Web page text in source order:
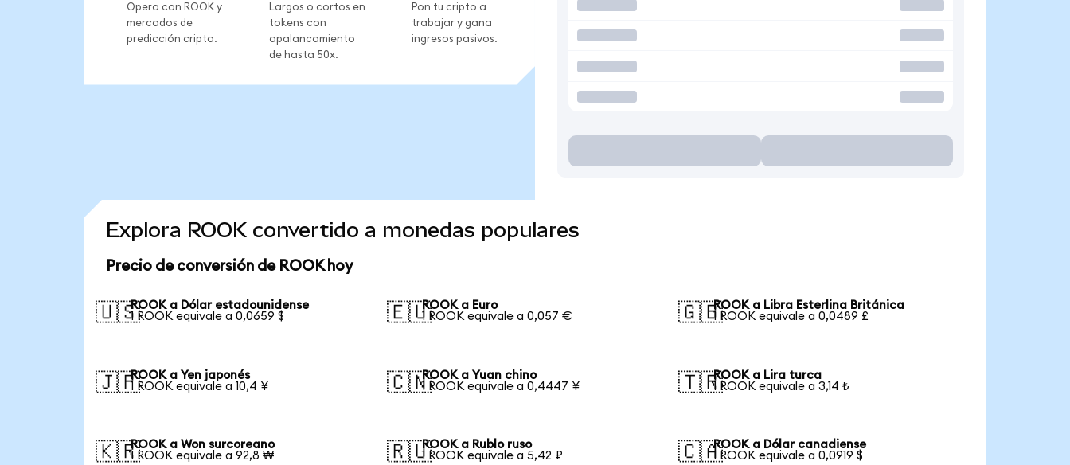
Opera con ROOK y
mercados de
predicción cripto.
Largos o cortos en
tokens con
apalancamiento
de hasta 50x.
Pon tu cripto a
trabajar y gana
ingresos pasivos.
Explora ROOK convertido a monedas populares
Precio de conversión de ROOK hoy
🇺🇸ROOK a Dólar estadounidense
1 ROOK equivale a 0,0659 $
🇪🇺ROOK a Euro
1 ROOK equivale a 0,057 €
🇬🇧ROOK a Libra Esterlina Británica
1 ROOK equivale a 0,0489 £
🇯🇵ROOK a Yen japonés
1 ROOK equivale a 10,4 ¥
🇨🇳ROOK a Yuan chino
1 ROOK equivale a 0,4447 ¥
🇹🇷ROOK a Lira turca
1 ROOK equivale a 3,14 ₺
🇰🇷ROOK a Won surcoreano
1 ROOK equivale a 92,8 ₩
🇷🇺ROOK a Rublo ruso
1 ROOK equivale a 5,42 ₽
🇨🇦ROOK a Dólar canadiense
1 ROOK equivale a 0,0919 $